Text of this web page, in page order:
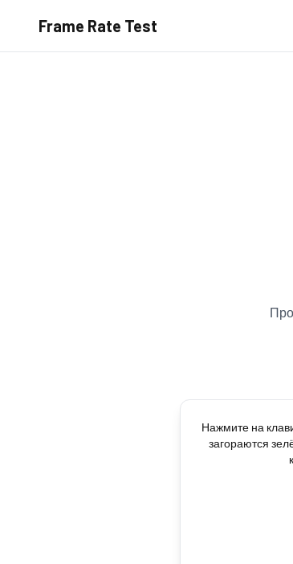
Frame Rate Test
Нажмите на
загораются